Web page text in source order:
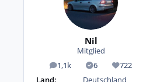
Nil
Mitglied
1,1k
Beiträge 6
Lösungen722
Land:
Deutschland